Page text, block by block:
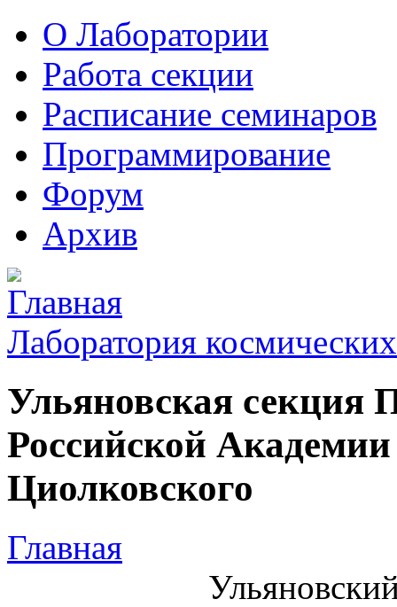
О Лаборатории
Работа секции
Расписание семинаров
Программирование
Форум
Архив
Лаборатория
Ульяновская секция
Российской
Циолковского
Главная